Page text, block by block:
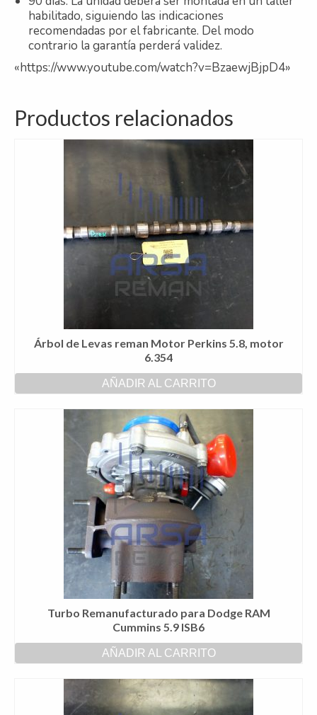
habilitado, siguiendo las indicaciones
recomendadas por el fabricante. Del modo
contrario la garantía perderá validez.
«https://www.youtube.com/watch?v=BzaewjBjpD4»
Productos relacionados
Árbol de Levas reman Motor Perkins 5.8, motor
6.354
AÑADIR AL CARRITO
Turbo Remanufacturado para Dodge RAM
Cummins 5.9 ISB6
AÑADIR AL CARRITO